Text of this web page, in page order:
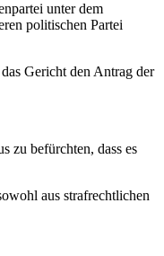
unter dem
politischen Partei
Gericht den Antrag der
zu befürchten, dass es
aus strafrechtlichen